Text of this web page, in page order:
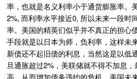
率，也就是名义利率小于通货膨胀率。
2%, 而利率水平接近0, 所以未来一段时
率。美国的精英们似乎并不真正的担心
手段就是以日本为师，负利率，这样未
新债还不起旧债的利息，当然这是以低
旦通胀超过2%，美联储就不得不加息
高，从而增加债务违约的危机，美国未